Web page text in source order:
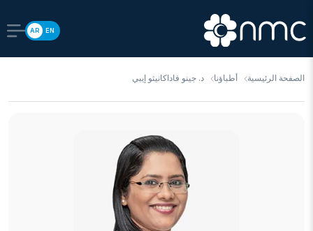
EN
AR
الصفحة الرئيسية أطباؤنا د. جينو فاداكانيثو إيبي